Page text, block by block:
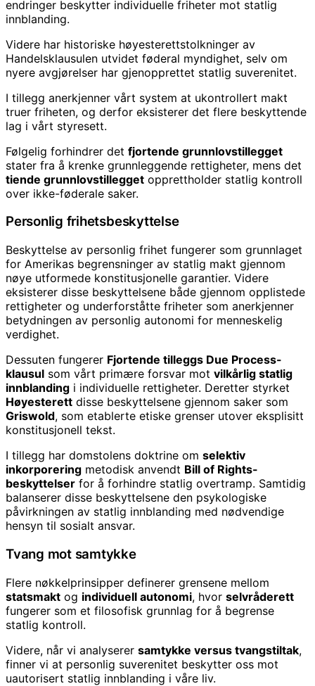
endringer beskytter individuelle friheter mot statlig
innblanding.
Videre har historiske høyesterettstolkninger av
Handelsklausulen utvidet føderal myndighet, selv om
nyere avgjørelser har gjenopprettet statlig suverenitet.
I tillegg anerkjenner vårt system at ukontrollert makt
truer friheten, og derfor eksisterer det flere beskyttende
lag i vårt styresett.
Følgelig forhindrer det fjortende grunnlovstillegget
stater fra å krenke grunnleggende rettigheter, mens det
tiende grunnlovstillegget opprettholder statlig kontroll
over ikke-føderale saker.
Personlig frihetsbeskyttelse
Beskyttelse av personlig frihet fungerer som grunnlaget
for Amerikas begrensninger av statlig makt gjennom
nøye utformede konstitusjonelle garantier. Videre
eksisterer disse beskyttelsene både gjennom opplistede
rettigheter og underforståtte friheter som anerkjenner
betydningen av personlig autonomi for menneskelig
verdighet.
Dessuten fungerer Fjortende tilleggs Due Process-
klausul som vårt primære forsvar mot vilkårlig statlig
innblanding i individuelle rettigheter. Deretter styrket
Høyesterett disse beskyttelsene gjennom saker som
Griswold, som etablerte etiske grenser utover eksplisitt
konstitusjonell tekst.
I tillegg har domstolens doktrine om selektiv
inkorporering metodisk anvendt Bill of Rights-
beskyttelser for å forhindre statlig overtramp. Samtidig
balanserer disse beskyttelsene den psykologiske
påvirkningen av statlig innblanding med nødvendige
hensyn til sosialt ansvar.
Tvang mot samtykke
Flere nøkkelprinsipper definerer grensene mellom
statsmakt og individuell autonomi, hvor selvråderett
fungerer som et filosofisk grunnlag for å begrense
statlig kontroll.
Videre, når vi analyserer samtykke versus tvangstiltak,
finner vi at personlig suverenitet beskytter oss mot
uautorisert statlig innblanding i våre liv.